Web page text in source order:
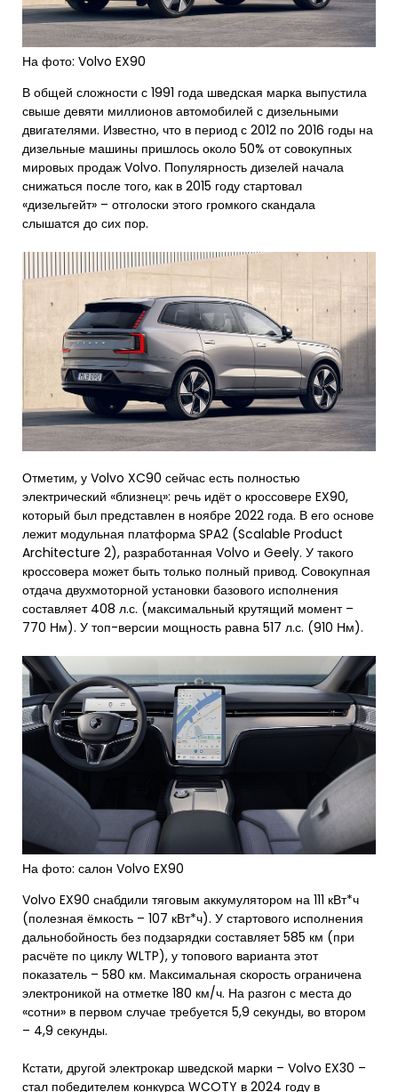
На фото: Volvo EX90
В общей сложности с 1991 года шведская марка выпустила
свыше девяти миллионов автомобилей с дизельными
двигателями. Известно, что в период с 2012 по 2016 годы на
дизельные машины пришлось около 50% от совокупных
мировых продаж Volvo. Популярность дизелей начала
снижаться после того, как в 2015 году стартовал
«дизельгейт» – отголоски этого громкого скандала
слышатся до сих пор.
Отметим, у Volvo XC90 сейчас есть полностью
электрический «близнец»: речь идёт о кроссовере EX90,
который был представлен в ноябре 2022 года. В его основе
лежит модульная платформа SPA2 (Scalable Product
Architecture 2), разработанная Volvo и Geely. У такого
кроссовера может быть только полный привод. Совокупная
отдача двухмоторной установки базового исполнения
составляет 408 л.с. (максимальный крутящий момент –
770 Нм). У топ-версии мощность равна 517 л.с. (910 Нм).
На фото: салон Volvo EX90
Volvo EX90 снабдили тяговым аккумулятором на 111 кВт*ч
(полезная ёмкость – 107 кВт*ч). У стартового исполнения
дальнобойность без подзарядки составляет 585 км (при
расчёте по циклу WLTP), у топового варианта этот
показатель – 580 км. Максимальная скорость ограничена
электроникой на отметке 180 км/ч. На разгон с места до
«сотни» в первом случае требуется 5,9 секунды, во втором
– 4,9 секунды.
Кстати, другой электрокар шведской марки – Volvo EX30 –
стал победителем конкурса WCOTY в 2024 году в